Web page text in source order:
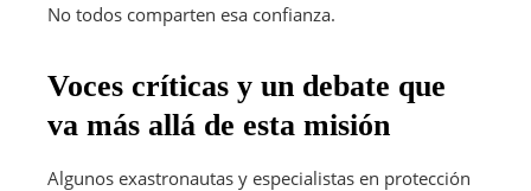
No todos comparten esa confianza.
Voces críticas y un debate que
va más allá de esta misión
Algunos exastronautas y especialistas en protección